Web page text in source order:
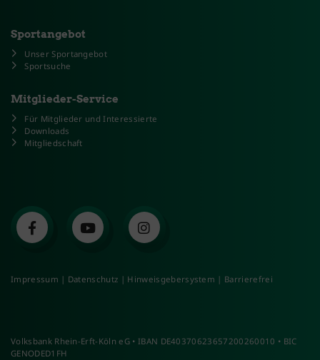
Sportangebot
Unser Sportangebot
Sportsuche
Mitglieder-Service
Für Mitglieder und Interessierte
Downloads
Mitgliedschaft
Impressum | Datenschutz | Hinweisgebersystem | Barrierefrei
Volksbank Rhein-Erft-Köln eG • IBAN DE40370623657200260010 • BIC
GENODED1FH